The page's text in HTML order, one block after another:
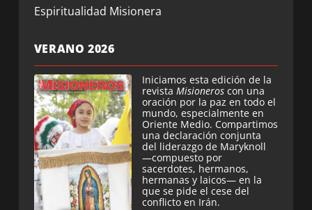
Espiritualidad Misionera
VERANO 2026
Iniciamos esta edición de la
revista Misioneros con una
oración por la paz en todo el
mundo, especialmente en
Oriente Medio. Compartimos
una declaración conjunta
del liderazgo de Maryknoll
—compuesto por
sacerdotes, hermanos,
hermanas y laicos— en la
que se pide el cese del
conflicto en Irán.